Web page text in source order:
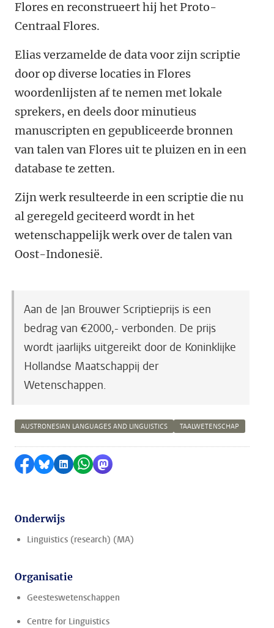
Flores en reconstrueert hij het Proto-
Centraal Flores.
Elias verzamelde de data voor zijn scriptie
door op diverse locaties in Flores
woordenlijsten af te nemen met lokale
sprekers, en deels door minutieus
manuscripten en gepubliceerde bronnen
van talen van Flores uit te pluizen en in een
database te zetten.
Zijn werk resulteerde in een scriptie die nu
al geregeld geciteerd wordt in het
wetenschappelijk werk over de talen van
Oost-Indonesië.
Aan de Jan Brouwer Scriptieprijs is een
bedrag van €2000,- verbonden. De prijs
wordt jaarlijks uitgereikt door de Koninklijke
Hollandse Maatschappij der
Wetenschappen.
AUSTRONESIAN LANGUAGES AND LINGUISTICS TAALWETENSCHAP
Delen op Facebook
Delen via Bluesky
Delen op LinkedIn
Delen via WhatsApp
Delen via Mastodon
Onderwijs
Linguistics (research) (MA)
Organisatie
Geesteswetenschappen
Centre for Linguistics